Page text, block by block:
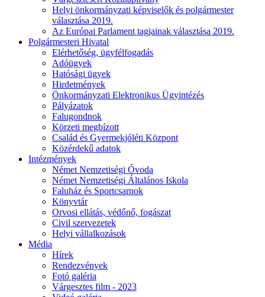
Helyi önkormányzati képviselők és polgármester
választása 2019.
Az Európai Parlament tagjainak választása 2019.
Polgármesteri Hivatal
Elérhetőség, ügyfélfogadás
Adóügyek
Hatósági ügyek
Hirdetmények
Önkormányzati Elektronikus Ügyintézés
Pályázatok
Falugondnok
Körzeti megbízott
Család és Gyermekjóléti Központ
Közérdekű adatok
Intézmények
Német Nemzetiségi Óvoda
Német Nemzetiségi Általános Iskola
Faluház és Sportcsarnok
Könyvtár
Orvosi ellátás, védőnő, fogászat
Civil szervezetek
Helyi vállalkozások
Média
Hírek
Rendezvények
Fotó galéria
Várgesztes film - 2023